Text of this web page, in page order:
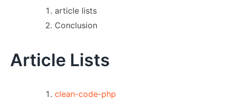
article lists
Conclusion
Article Lists
clean-code-php